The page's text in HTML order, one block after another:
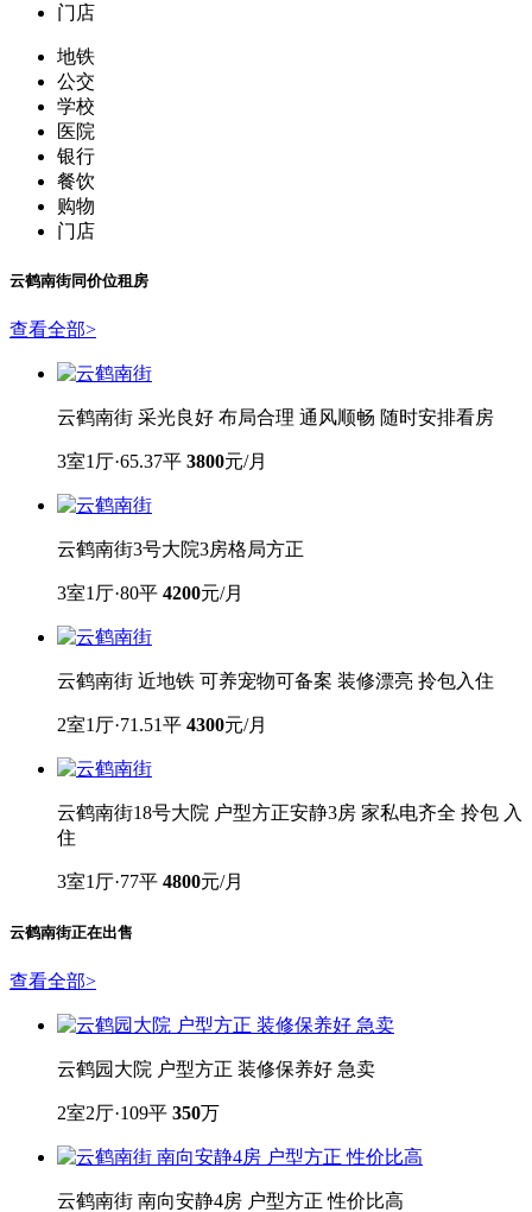
门店
地铁
公交
学校
医院
银行
餐饮
购物
门店
云鹤南街同价位租房
查看全部>
云鹤南街 采光良好 布局合理 通风顺畅 随时安排看房
3室1厅·65.37平 3800元/月
云鹤南街3号大院3房格局方正
3室1厅·80平 4200元/月
云鹤南街 近地铁 可养宠物可备案 装修漂亮 拎包入住
2室1厅·71.51平 4300元/月
云鹤南街18号大院 户型方正安静3房 家私电齐全 拎包 入
住
3室1厅·77平 4800元/月
云鹤南街正在出售
查看全部>
云鹤园大院 户型方正 装修保养好 急卖
2室2厅·109平 350万
云鹤南街 南向安静4房 户型方正 性价比高